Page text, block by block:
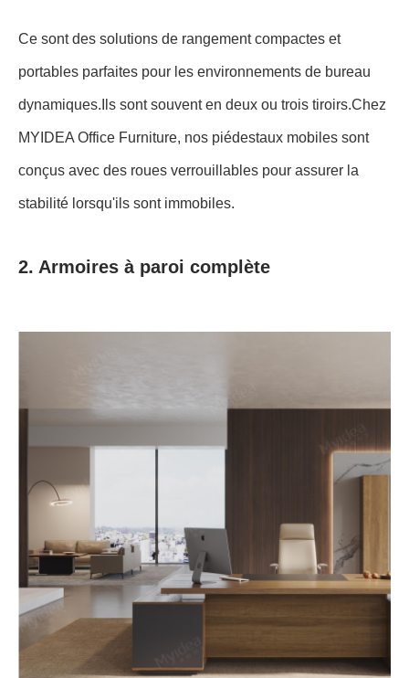
Ce sont des solutions de rangement compactes et
portables parfaites pour les environnements de bureau
dynamiques.Ils sont souvent en deux ou trois tiroirs.Chez
MYIDEA Office Furniture, nos piédestaux mobiles sont
conçus avec des roues verrouillables pour assurer la
stabilité lorsqu'ils sont immobiles.
2. Armoires à paroi complète